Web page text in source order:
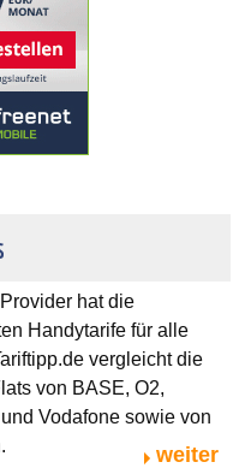
hat die
Handytarife für alle
vergleicht die
von BASE, O2,
Vodafone sowie von
weiter